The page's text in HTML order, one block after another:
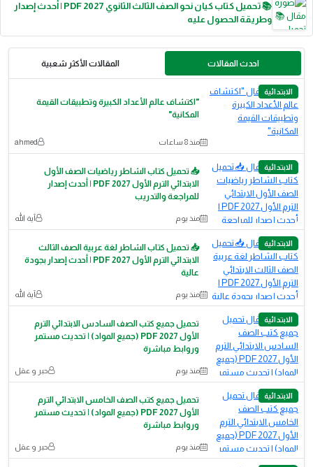
📚 تحميل كتاب كيان نحو الصف الثالث الثانوي 2027 PDF | أحدث إصدار
وطريقة الحصول عليه
احدث المقالات المقالات الأكثر شعبية
الابتدائية
"اكتشاف عالم الأعداد الكبيرة وتطبيقات القيمة
المكانية"
منذ 8 ساعات ahmed
الابتدائية
📥 تحميل كتاب الشاطر رياضيات الصف الأول
الابتدائي الترم الأول 2027 PDF | أحدث إصدار
للمراجعة والتدريب
منذ يوم آية الله
الابتدائية
📥 تحميل كتاب الشاطر لغة عربية الصف الثالث
الابتدائي الترم الأول 2027 PDF | أحدث إصدار بجودة
عالية
منذ يوم آية الله
الابتدائية
تحميل جميع كتب الصف السادس الابتدائي الترم
الأول 2027 PDF (جميع المواد) | تحديث مستمر
وروابط مباشرة
منذ يوم حبر و عقل
الابتدائية
تحميل جميع كتب الصف الخامس الابتدائي الترم
الأول 2027 PDF (جميع المواد) | تحديث مستمر
وروابط مباشرة
منذ يوم حبر و عقل